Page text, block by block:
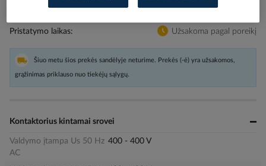
Pristatymo laikas Užsakoma pagal poreikį
Šiuo metu šios prekės sandėlyje neturime. Prekės (-ė) yra užsakomos,
grąžinimas priklauso nuo tiekėjų sąlygų.
Kontaktorius kintamai srovei
Valdymo įtampa Us 50 Hz
AC
400 - 400 V